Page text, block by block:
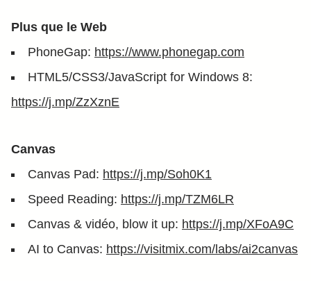
Plus que le Web
PhoneGap: https://www.phonegap.com
HTML5/CSS3/JavaScript for Windows 8:
https://j.mp/ZzXznE
Canvas
Canvas Pad: https://j.mp/Soh0K1
Speed Reading: https://j.mp/TZM6LR
Canvas & vidéo, blow it up: https://j.mp/XFoA9C
AI to Canvas: https://visitmix.com/labs/ai2canvas